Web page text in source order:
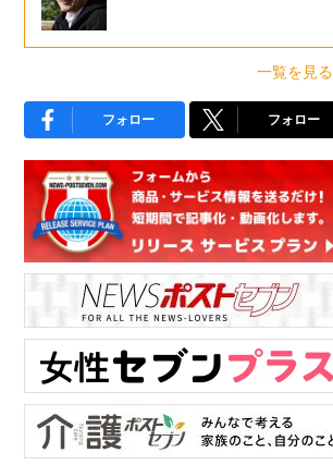
一覧を見る
フォロー フォロー